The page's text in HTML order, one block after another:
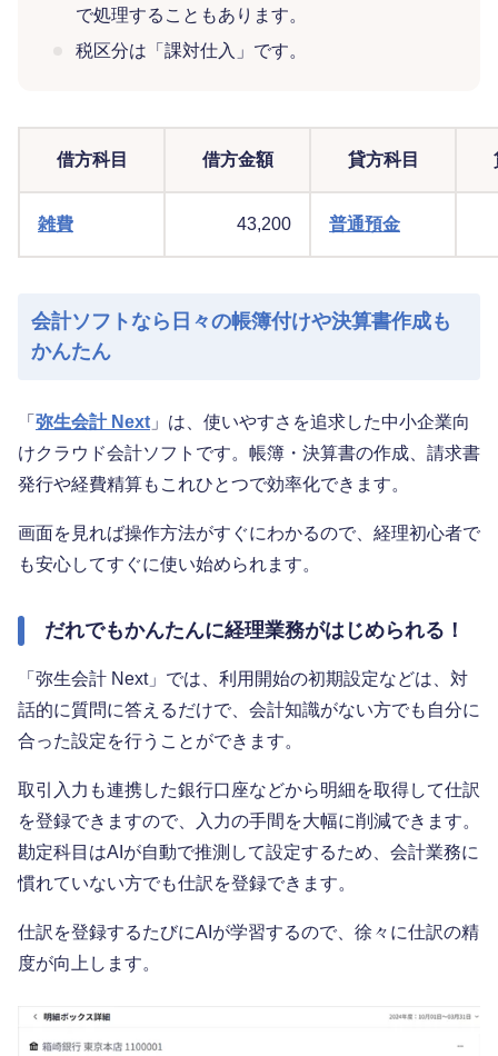
で処理することもあります。
税区分は「課対仕入」です。
借方科目 借方金額 貸方科目
雑費 43,200 普通預金
会計ソフトなら日々の帳簿付けや決算書作成も
かんたん
「 弥生会計 Next 」は、使いやすさを追求した中小企業向
けクラウド会計ソフトです。帳簿・決算書の作成、請求書
発行や経費精算もこれひとつで効率化できます。
画面を見れば操作方法がすぐにわかるので、経理初心者で
も安心してすぐに使い始められます。
だれでもかんたんに経理業務がはじめられる！
「弥生会計 Next」では、利用開始の初期設定などは、対
話的に質問に答えるだけで、会計知識がない方でも自分に
合った設定を行うことができます。
取引入力も連携した銀行口座などから明細を取得して仕訳
を登録できますので、入力の手間を大幅に削減できます。
勘定科目はAIが自動で推測して設定するため、会計業務に
慣れていない方でも仕訳を登録できます。
仕訳を登録するたびにAIが学習するので、徐々に仕訳の精
度が向上します。